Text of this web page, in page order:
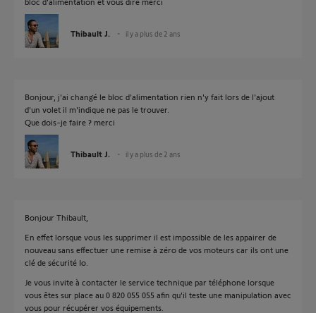
Thibault J. il y a plus de 2 ans
Bonjour, j'ai changé le bloc d'alimentation rien n'y fait lors de l'ajout
d'un volet il m'indique ne pas le trouver.
Que dois-je faire ? merci
Thibault J. il y a plus de 2 ans
Bonjour Thibault,
En effet lorsque vous les supprimer il est impossible de les appairer de
nouveau sans effectuer une remise à zéro de vos moteurs car ils ont une
clé de sécurité Io.
Je vous invite à contacter le service technique par téléphone lorsque
vous êtes sur place au 0 820 055 055 afin qu'il teste une manipulation avec
vous pour récupérer vos équipements.